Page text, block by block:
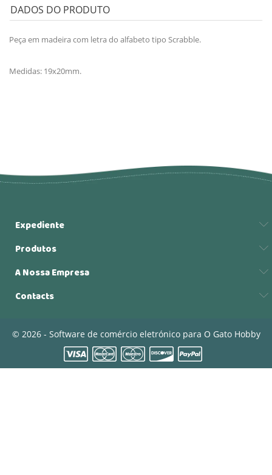
DADOS DO PRODUTO
Peça em madeira com letra do alfabeto tipo Scrabble.
Medidas: 19x20mm.
Expediente
Produtos
A Nossa Empresa
Contacts
© 2026 - Software de comércio eletrónico para O Gato Hobby